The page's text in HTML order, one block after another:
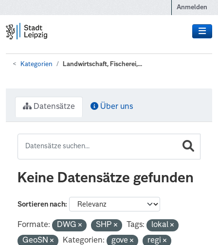
Anmelden
Kategorien Landwirtschaft, Fischerei,...
Datensätze Über uns
Keine Datensätze gefunden
Sortieren nach
Formate: DWG SHP Tags:
lokal
GeoSN
Kategorien: gove
regi